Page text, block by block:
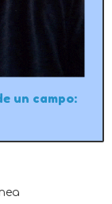
un campo: